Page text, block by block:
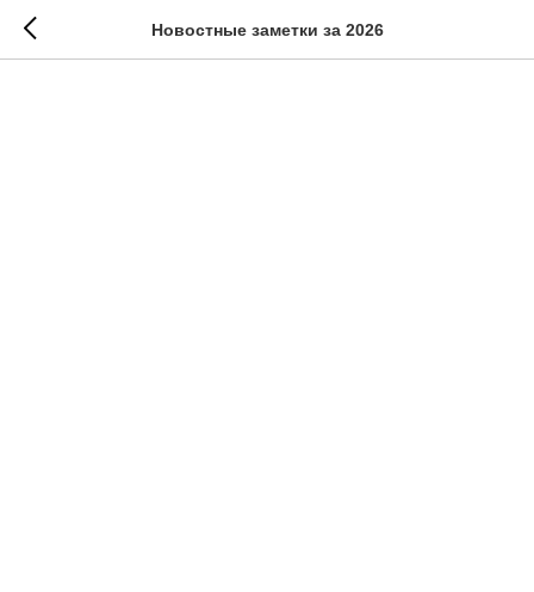
Новостные заметки за 2026